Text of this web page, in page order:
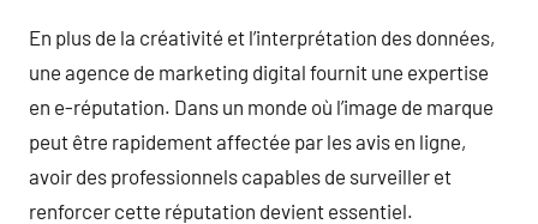
En plus de la créativité et l’interprétation des données,
une agence de marketing digital fournit une expertise
en e-réputation. Dans un monde où l’image de marque
peut être rapidement affectée par les avis en ligne,
avoir des professionnels capables de surveiller et
renforcer cette réputation devient essentiel.